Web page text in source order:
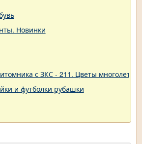
Новинки
с ЗКС - 211. Цветы
и футболки рубашки